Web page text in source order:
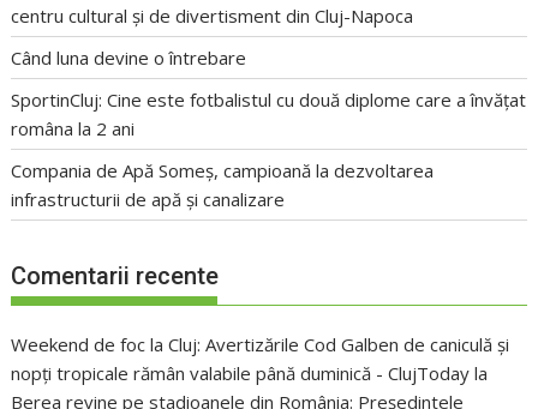
centru cultural și de divertisment din Cluj-Napoca
Când luna devine o întrebare
SportinCluj: Cine este fotbalistul cu două diplome care a învățat
româna la 2 ani
Compania de Apă Someș, campioană la dezvoltarea
infrastructurii de apă și canalizare
Comentarii recente
Weekend de foc la Cluj: Avertizările Cod Galben de caniculă și
nopți tropicale rămân valabile până duminică - ClujToday la
Berea revine pe stadioanele din România: Președintele